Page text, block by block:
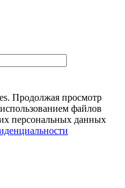
Продолжая просмотр
файлов
персональных данных